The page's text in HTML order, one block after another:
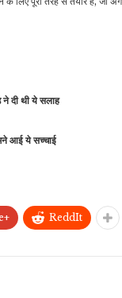
ने दी थी ये सलाह
आई ये सच्चाई
ReddIt